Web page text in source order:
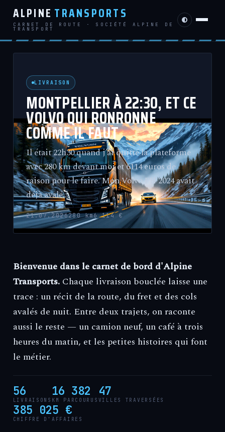
ALPINE TRANSPORTS
CARNET DE ROUTE · SOCIÉTÉ ALPINE DE
TRANSPORT
LIVRAISON
MONTPELLIER À 22:30, ET CE
VOLVO QUI RONRONNE
COMME IL FAUT
Il était 22h30 quand j’ai quitté la plateforme
avec 280 km devant moi et 6114 euros de
raison pour le faire. Mon Volvo FH 2024 avait
déjà avalé…
21.07.2026280 km6 114 €
Bienvenue dans le carnet de bord d'Alpine
Transports.Chaque livraison bouclée laisse une
trace : un récit de la route, du fret et des cols
avalés de nuit. Entre deux trajets, on raconte
aussi le reste — un camion neuf, un café à trois
heures du matin, et les petites histoires qui font
le métier.
56
LIVRAISONS
16 382
KM PARCOURUS
47
VILLES TRAVERSÉES
385 025 €
CHIFFRE D'AFFAIRES